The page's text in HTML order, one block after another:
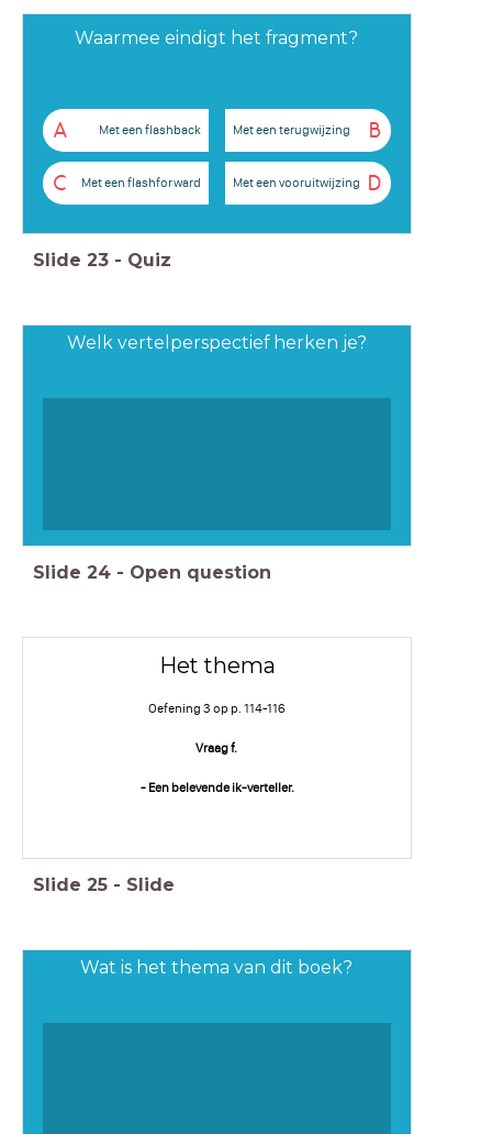
Waarmee eindigt het fragment?
A Met een flashback B
Met een terugwijzing
C Met een flashforward D
Met een vooruitwijzing
Slide 23 - Quiz
Welk vertelperspectief herken je?
Slide 24 - Open question
Het thema
Oefening 3 op p. 114-116
Vraag f.
- Een belevende ik-verteller.
Slide 25 - Slide
Wat is het thema van dit boek?